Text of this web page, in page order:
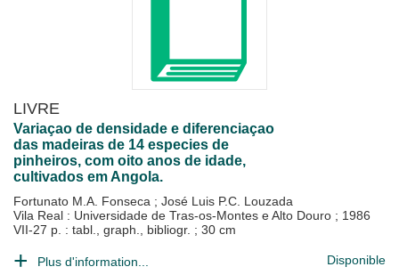
LIVRE
Variaçao de densidade e diferenciaçao
das madeiras de 14 especies de
pinheiros, com oito anos de idade,
cultivados em Angola.
Fortunato M.A. Fonseca ; José Luis P.C. Louzada
Vila Real : Universidade de Tras-os-Montes e Alto Douro ; 1986
VII-27 p. : tabl., graph., bibliogr. ; 30 cm
Plus d'information... Disponible